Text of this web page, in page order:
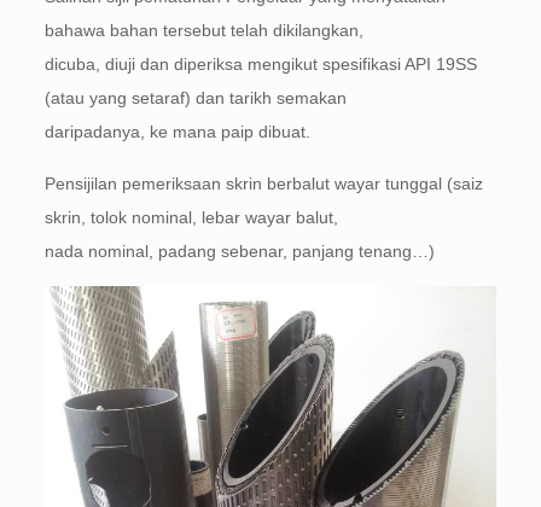
bahawa bahan tersebut telah dikilangkan,
dicuba, diuji dan diperiksa mengikut spesifikasi API 19SS
(atau yang setaraf) dan tarikh semakan
daripadanya, ke mana paip dibuat.
Pensijilan pemeriksaan skrin berbalut wayar tunggal (saiz
skrin, tolok nominal, lebar wayar balut,
nada nominal, padang sebenar, panjang tenang…)